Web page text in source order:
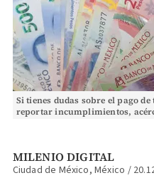
Si tienes dudas sobre el pago
reportar incumplimientos,
MILENIO DIGITAL
Ciudad de México, México /